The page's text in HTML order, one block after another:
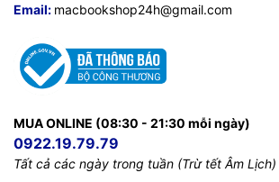
Email: macbookshop24h@gmail.com
MUA ONLINE (08:30 - 21:30 mỗi ngày)
0922.19.79.79
Tất cả các ngày trong tuần (Trừ tết Âm Lịch)